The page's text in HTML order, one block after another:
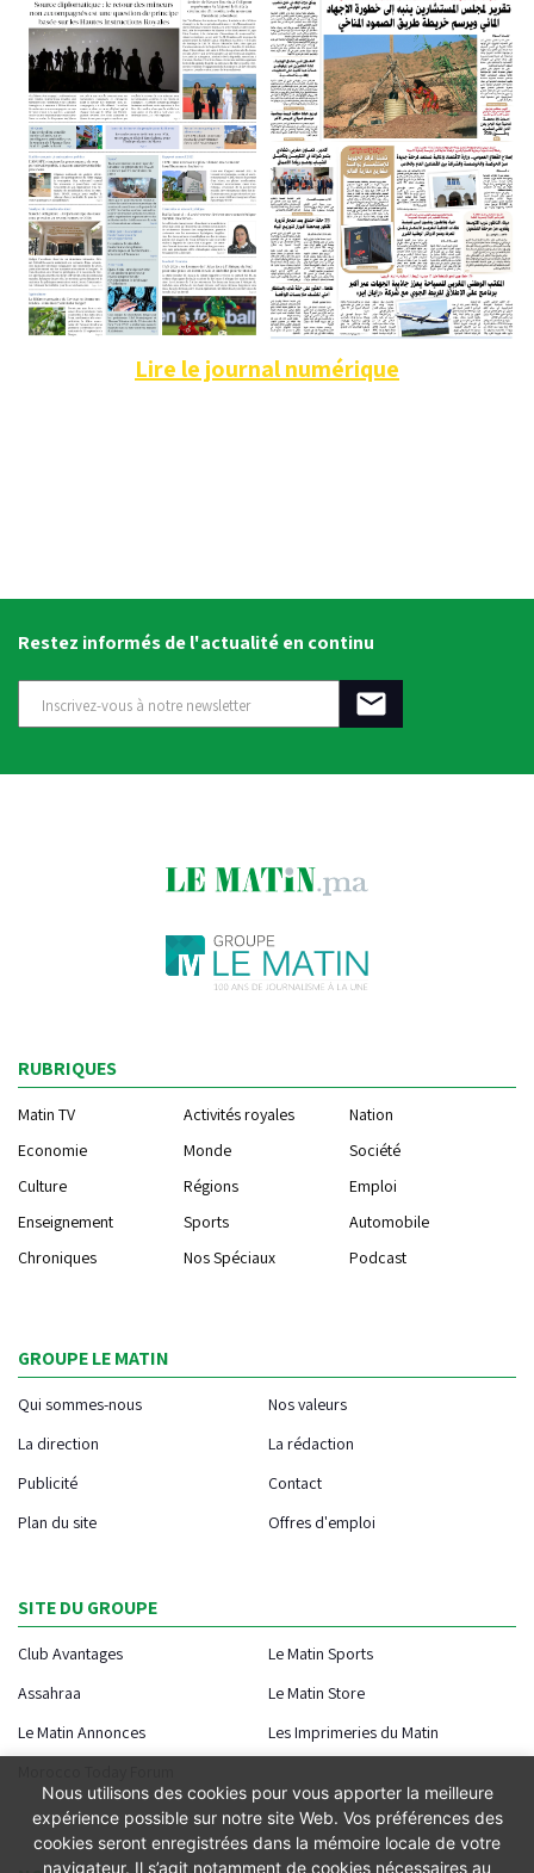
Lire le journal numérique
Restez informés de l'actualité en continu
RUBRIQUES
Matin TV Activités royales
Nation
Economie
Monde
Société
Culture
Régions
Emploi
Enseignement
Sports
Automobile
Chroniques
Nos Spéciaux Podcast
GROUPE LE MATIN
Qui sommes-nous
Nos valeurs
La direction
La rédaction
Publicité
Contact
Plan du site
Offres d'emploi
SITE DU GROUPE
Club Avantages
Le Matin Sports
Assahraa
Le Matin Store
Le Matin Annonces
Les Imprimeries du Matin
Nous utilisons des cookies pour vous apporter la meilleure
expérience possible sur notre site Web. Vos préférences des
cookies seront enregistrées dans la mémoire locale de votre
navigateur. Il s’agit notamment de cookies nécessaires au